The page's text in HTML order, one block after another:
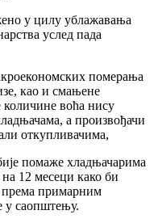
у цилу ублажавања
услед пада
померања
као и смањене
количине воћа нису
а произвођачи
откупливачима,
помаже хладњачарима
12 месеци како би
према примарним
у саопштењу.